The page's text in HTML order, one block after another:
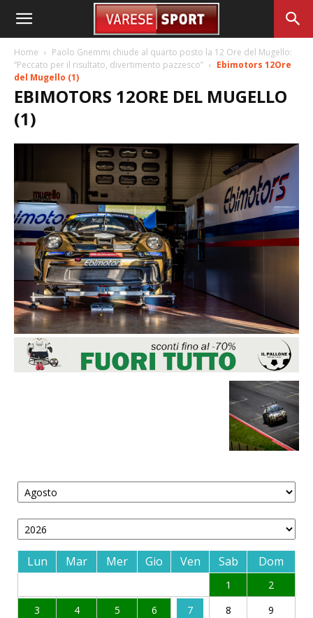
Home
Paolo Gnemmi chiude al quarto posto la 12 Ore del Mugello:
“Peccato per il risultato, divertimento pazzesco”
Ebimotors 12Ore
del Mugello (1)
EBIMOTORS 12ORE DEL MUGELLO
(1)
Lun Mar Mer Gio Ven Sab Dom
1
2
3
4 5 6 7 8
9